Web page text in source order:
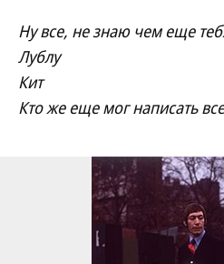
Ну все, не знаю чем еще
Лублу
Кит
Кто же еще мог написать все